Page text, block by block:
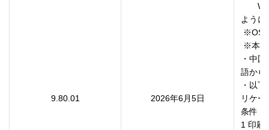
9.80.01 2026年6月5日
ように
・中
語から
・以
リケ
条件
1 印刷